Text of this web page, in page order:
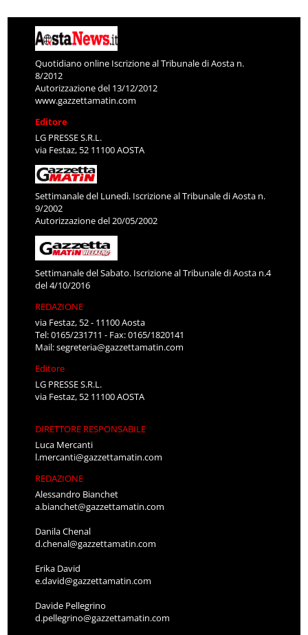
Quotidiano online Iscrizione al Tribunale di Aosta n.
8/2012
Autorizzazione del 13/12/2012
www.gazzettamatin.com
Editore
LG PRESSE S.R.L.
via Festaz, 52 11100 AOSTA
Settimanale del Lunedì. Iscrizione al Tribunale di Aosta n.
9/2002
Autorizzazione del 20/05/2002
Settimanale del Sabato. Iscrizione al Tribunale di Aosta n.4
del 4/10/2016
REDAZIONE
via Festaz, 52 - 11100 Aosta
Tel: 0165/231711 - Fax: 0165/1820141
Mail:segreteria@gazzettamatin.com
Editore
LG PRESSE S.R.L.
via Festaz, 52 11100 AOSTA
DIRETTORE RESPONSABILE
Luca Mercanti
l.mercanti@gazzettamatin.com
REDAZIONE
Alessandro Bianchet
a.bianchet@gazzettamatin.com
Danila Chenal
d.chenal@gazzettamatin.com
Erika David
e.david@gazzettamatin.com
Davide Pellegrino
d.pellegrino@gazzettamatin.com